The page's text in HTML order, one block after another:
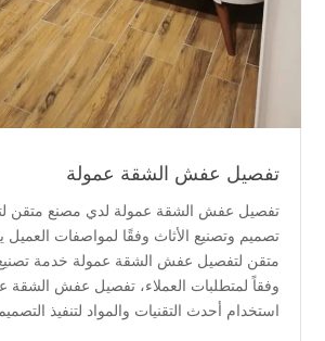
تفصيل عفش الشقة عمولة
تفصيل عفش الشقة عمولة لدي مصنع متقن
تصميم وتصنيع الأثاث وفقًا لمواصفات
متقن لتفصيل عفش الشقة عمولة خدمة
وفقاً لمتطلبات العملاء، تفصيل عفش الشقة
استخدام أحدث التقنيات والمواد لتنفيذ